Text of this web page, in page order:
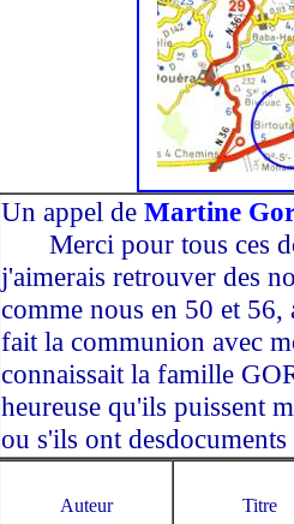
Un appel de Martine
Merci pour tous ces
j'aimerais retrouver des
comme nous en 50 et
fait la communion avec
connaissait la famille
heureuse qu'ils puissent
ou s'ils ont
Auteur Titre